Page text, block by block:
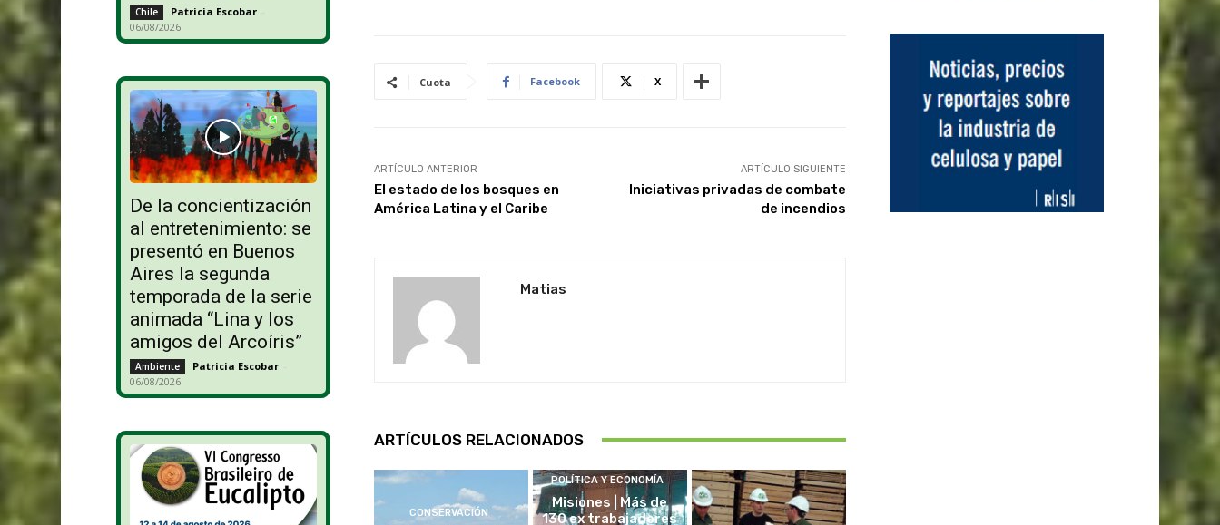
Chile Patricia Escobar -
06/08/2026
De la concientización
al entretenimiento: se
presentó en Buenos
Aires la segunda
temporada de la serie
animada “Lina y los
amigos del Arcoíris”
Ambiente Patricia Escobar -
06/08/2026
Cuota Facebook X
ARTÍCULO ANTERIOR
El estado de los bosques en
América Latina y el Caribe
ARTÍCULO SIGUIENTE
Iniciativas privadas de combate
de incendios
Matias
ARTÍCULOS RELACIONADOS
CONSERVACIÓN
POLÍTICA Y ECONOMÍA
Misiones | Más de
130 ex trabajadores